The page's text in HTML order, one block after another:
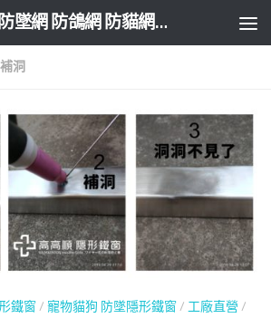
高高順隱形鐵窗 防墜網 防鴿網 防貓網 防盜網
洞
鐵窗/ 寵物貓狗 防墜隱形鐵窗/ 工廠直營 /